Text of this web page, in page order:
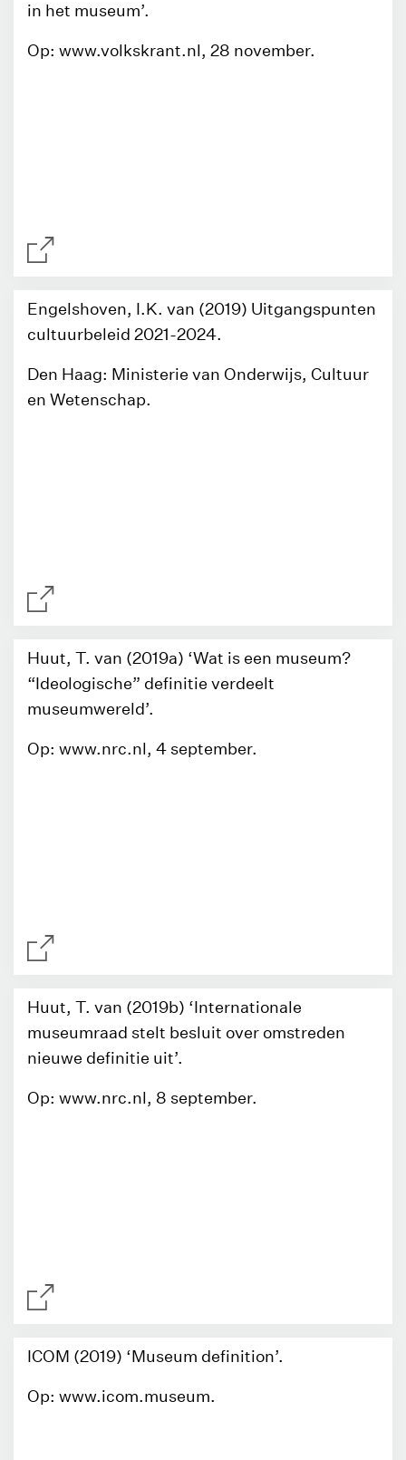
in het museum’.
Op: www.volkskrant.nl, 28 november.
Engelshoven, I.K. van (2019) Uitgangspunten
cultuurbeleid 2021-2024.
Den Haag: Ministerie van Onderwijs, Cultuur
en Wetenschap.
Huut, T. van (2019a) ‘Wat is een museum?
“Ideologische” definitie verdeelt
museumwereld’.
Op: www.nrc.nl, 4 september.
Huut, T. van (2019b) ‘Internationale
museumraad stelt besluit over omstreden
nieuwe definitie uit’.
Op: www.nrc.nl, 8 september.
ICOM (2019) ‘Museum definition’.
Op: www.icom.museum.